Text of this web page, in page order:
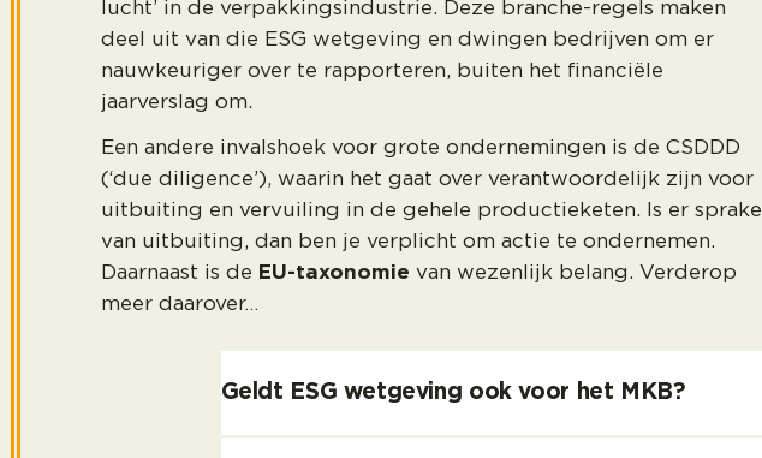
lucht’ in de verpakkingsindustrie. Deze branche-regels maken
deel uit van die ESG wetgeving en dwingen bedrijven om er
nauwkeuriger over te rapporteren, buiten het financiële
jaarverslag om.
Een andere invalshoek voor grote ondernemingen is de CSDDD
(‘due diligence’), waarin het gaat over verantwoordelijk zijn voor
uitbuiting en vervuiling in de gehele productieketen. Is er sprake
van uitbuiting, dan ben je verplicht om actie te ondernemen.
Daarnaast is de EU-taxonomie van wezenlijk belang. Verderop
meer daarover…
Geldt ESG wetgeving ook voor het MKB?